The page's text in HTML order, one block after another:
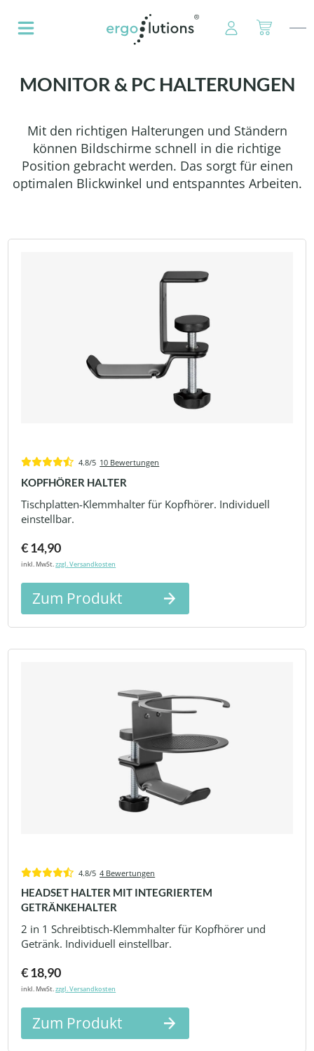
MONITOR & PC HALTERUNGEN
Mit den richtigen Halterungen und Ständern
können Bildschirme schnell in die richtige
Position gebracht werden. Das sorgt für einen
optimalen Blickwinkel und entspanntes Arbeiten.
4.8/5 10 Bewertungen
KOPFHÖRER HALTER
Tischplatten-Klemmhalter für Kopfhörer. Individuell
einstellbar.
€ 14,90
inkl. MwSt.zzgl. Versandkosten
Zum Produkt
4.8/5 4 Bewertungen
HEADSET HALTER MIT INTEGRIERTEM
GETRÄNKEHALTER
2 in 1 Schreibtisch-Klemmhalter für Kopfhörer und
Getränk. Individuell einstellbar.
€ 18,90
inkl. MwSt.zzgl. Versandkosten
Zum Produkt